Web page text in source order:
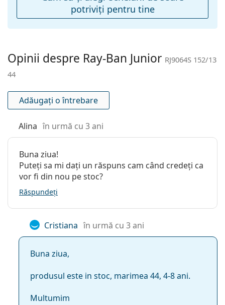
Nu
Altele
Sex:
Copii
Brand:
Ray-Ban
Utilizare:
Modă
Cod:
RJ9064S 152/13 44
dioptrii:
potriviţi pentru tine
Opinii despre Ray-Ban Junior RJ9064S 152/13
44
Adăugați o întrebare
Alina în urmă cu 3 ani
Buna ziua!
Puteți sa mi dați un răspuns cam când credeți ca
vor fi din nou pe stoc?
Răspundeți
Cristiana în urmă cu 3 ani
Buna ziua,
produsul este in stoc, marimea 44, 4-8 ani.
Multumim